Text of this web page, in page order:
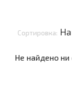
Сортировка:
Не найдено ни